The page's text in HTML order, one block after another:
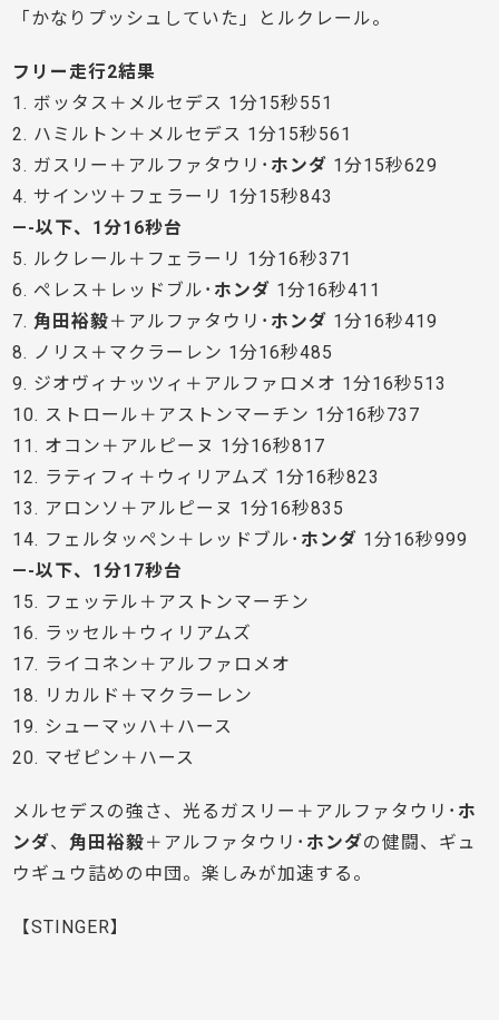
「かなりプッシュしていた」とルクレール。
フリー走行2結果
1. ボッタス＋メルセデス 1分15秒551
2. ハミルトン＋メルセデス 1分15秒561
3. ガスリー＋アルファタウリ･ ホンダ 1分15秒629
4. サインツ＋フェラーリ 1分15秒843
—-以下、1分16秒台
5. ルクレール＋フェラーリ 1分16秒371
6. ペレス＋レッドブル･ ホンダ 1分16秒411
7. 角田裕毅＋アルファタウリ･ ホンダ 1分16秒419
8. ノリス＋マクラーレン 1分16秒485
9. ジオヴィナッツィ＋アルファロメオ 1分16秒513
10. ストロール＋アストンマーチン 1分16秒737
11. オコン＋アルピーヌ 1分16秒817
12. ラティフィ＋ウィリアムズ 1分16秒823
13. アロンソ＋アルピーヌ 1分16秒835
14. フェルタッペン＋レッドブル･ ホンダ 1分16秒999
—-以下、1分17秒台
15. フェッテル＋アストンマーチン
16. ラッセル＋ウィリアムズ
17. ライコネン＋アルファロメオ
18. リカルド＋マクラーレン
19. シューマッハ＋ハース
20. マゼピン＋ハース
メルセデスの強さ、光るガスリー＋アルファタウリ･ ホ
ンダ、 角田裕毅＋アルファタウリ･ ホンダの健闘、ギュ
ウギュウ詰めの中団。楽しみが加速する。
【STINGER】